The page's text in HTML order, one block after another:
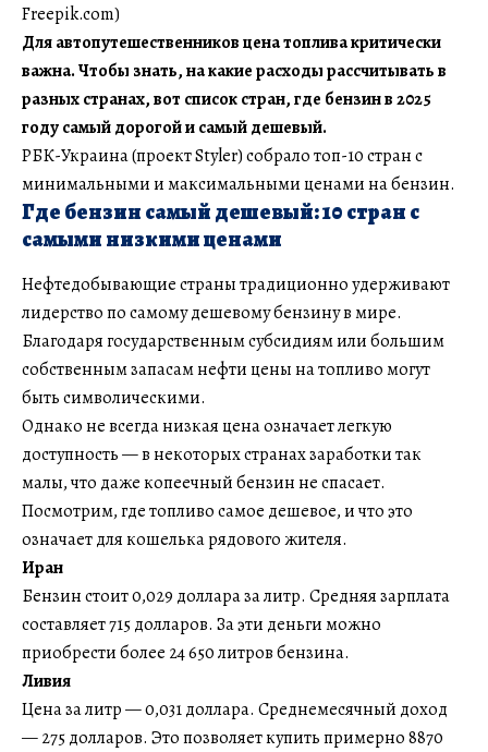
Freepik.com)
Для автопутешественников цена топлива критически
важна. Чтобы знать, на какие расходы рассчитывать в
разных странах, вот список стран, где бензин в 2025
году самый дорогой и самый дешевый.
РБК-Украина (проект Styler) собрало топ-10 стран с
минимальными и максимальными ценами на бензин.
Где бензин самый дешевый: 10 стран с
самыми низкими ценами
Нефтедобывающие страны традиционно удерживают
лидерство по самому дешевому бензину в мире.
Благодаря государственным субсидиям или большим
собственным запасам нефти цены на топливо могут
быть символическими.
Однако не всегда низкая цена означает легкую
доступность — в некоторых странах заработки так
малы, что даже копеечный бензин не спасает.
Посмотрим, где топливо самое дешевое, и что это
означает для кошелька рядового жителя.
Иран
Бензин стоит 0,029 доллара за литр. Средняя зарплата
составляет 715 долларов. За эти деньги можно
приобрести более 24 650 литров бензина.
Ливия
Цена за литр — 0,031 доллара. Среднемесячный доход
— 275 долларов. Это позволяет купить примерно 8870